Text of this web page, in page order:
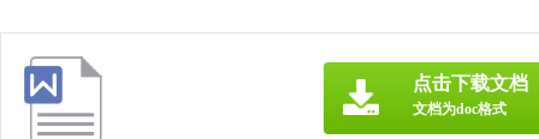
点击下载文档
文档为doc格式